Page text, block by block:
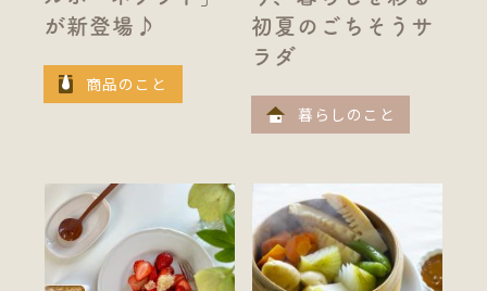
が新登場♪
商品のこと
初夏のごちそうサ
ラダ
暮らしのこと